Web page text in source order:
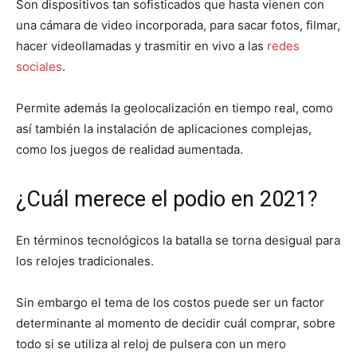
Son dispositivos tan sofisticados que hasta vienen con
una cámara de video incorporada, para sacar fotos, filmar,
hacer videollamadas y trasmitir en vivo a las redes
sociales.
Permite además la geolocalización en tiempo real, como
así también la instalación de aplicaciones complejas,
como los juegos de realidad aumentada.
¿Cuál merece el podio en 2021?
En términos tecnológicos la batalla se torna desigual para
los relojes tradicionales.
Sin embargo el tema de los costos puede ser un factor
determinante al momento de decidir cuál comprar, sobre
todo si se utiliza al reloj de pulsera con un mero